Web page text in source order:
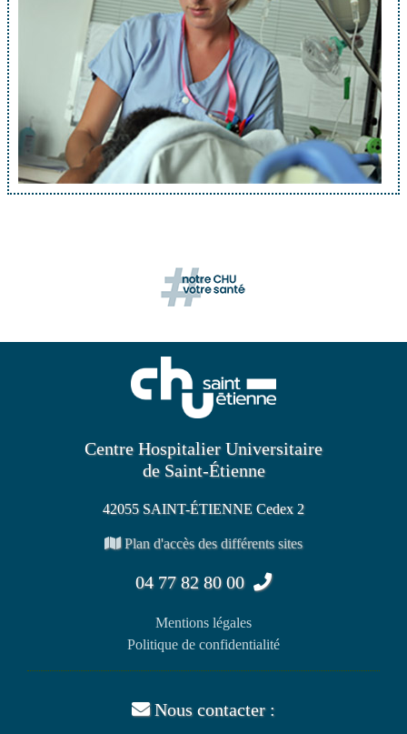
Centre Hospitalier Universitaire
de Saint-Étienne
42055 SAINT-ÉTIENNE Cedex 2
Plan d'accès des différents sites
04 77 82 80 00
Mentions légales
Politique de confidentialité
Nous contacter :